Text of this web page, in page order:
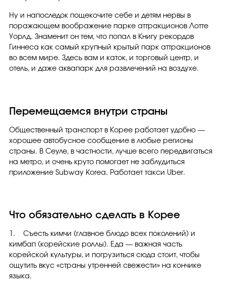
Ну и напоследок пощекочите себе и детям нервы в
поражающем воображение парке аттракционов Лотте
Уорлд. Знаменит он тем, что попал в Книгу рекордов
Гиннеса как самый крупный крытый парк аттракционов
во всем мире. Здесь вам и каток, и торговый центр, и
отель, и даже аквапарк для развлечений на воздухе.
Перемещаемся внутри страны
Общественный транспорт в Корее работает удобно —
хорошее автобусное сообщение в любые регионы
страны. В Сеуле, в частности, лучше всего передвигаться
на метро, и очень круто помогает не заблудиться
приложение Subway Korea. Работает такси Uber.
Что обязательно сделать в Корее
1. Съесть кимчи (главное блюдо всех поколений) и
кимбап (корейские роллы). Еда — важная часть
корейской культуры, и погрузиться сюда стоит, чтобы
ощутить вкус «страны утренней свежести» на кончике
языка.